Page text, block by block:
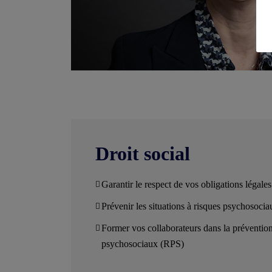
Droit social
Garantir le respect de vos obligations
Prévenir les situations à risques
Former vos collaborateurs dans la
psychosociaux (RPS)